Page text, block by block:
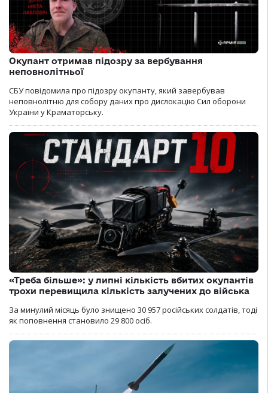
Окупант отримав підозру за вербування
неповнолітньої
СБУ повідомила про підозру окупанту, який завербував
неповнолітню для собору даних про дислокацію Сил оборони
України у Краматорську.
«Треба більше»: у липні кількість вбитих окупантів
трохи перевищила кількість залучених до війська
За минулий місяць було знищено 30 957 російських солдатів, тоді
як поповнення становило 29 800 осіб.